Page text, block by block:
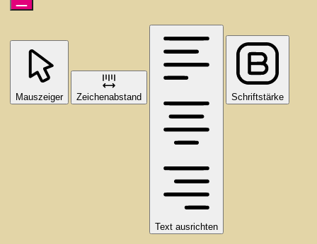
Mauszeiger Zeichenabstand
Text ausrichten
Schriftstärke